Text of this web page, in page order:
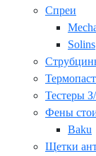
Спреи
Solins
Тестеры
Фены
Baku
Щетки